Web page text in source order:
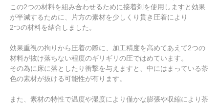
この2つの材料を組み合わせるために接着剤を使用しますと効果
が半減するために、片方の素材を少しくり貫き圧着により
2つの材料を結合しました。
効果重視の拘りから圧着の際に、加工精度を高めてあえて2つの
材料が抜け落ちない程度のギリギリの圧ではめています。
その為に床に落としたり衝撃を与えますと、中にはまっている茶
色の素材が抜ける可能性が有ります。
また、素材の特性で温度や湿度により僅かな膨張や収縮により茶